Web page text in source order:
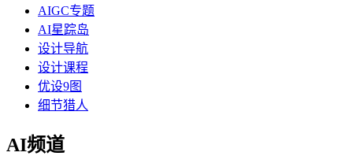
AIGC专题
AI星踪岛
设计导航
设计课程
优设9图
细节猎人
AI频道